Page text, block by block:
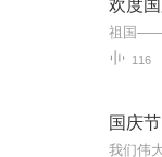
欢度
116
国庆